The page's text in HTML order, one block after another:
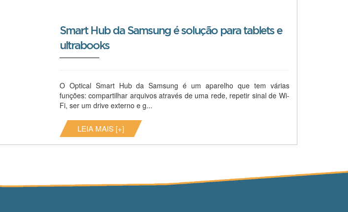
Smart Hub da Samsung é solução para tablets e
ultrabooks
O Optical Smart Hub da Samsung é um aparelho que tem várias
funções: compartilhar arquivos através de uma rede, repetir sinal de Wi-
Fi, ser um drive externo e g...
LEIA MAIS [+]